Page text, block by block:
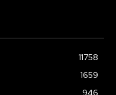
11758
1659
946